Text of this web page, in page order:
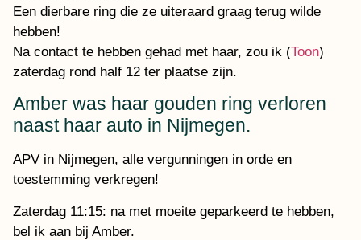
Een dierbare ring die ze uiteraard graag terug wilde
hebben!
Na contact te hebben gehad met haar, zou ik (Toon)
zaterdag rond half 12 ter plaatse zijn.
Amber was haar gouden ring verloren
naast haar auto in Nijmegen.
APV in Nijmegen, alle vergunningen in orde en
toestemming verkregen!
Zaterdag 11:15: na met moeite geparkeerd te hebben,
bel ik aan bij Amber.